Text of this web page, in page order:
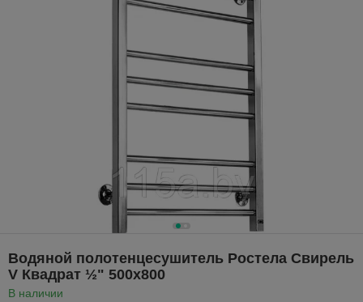
Водяной полотенцесушитель Ростела Свирель
V Квадрат ½" 500x800
В наличии